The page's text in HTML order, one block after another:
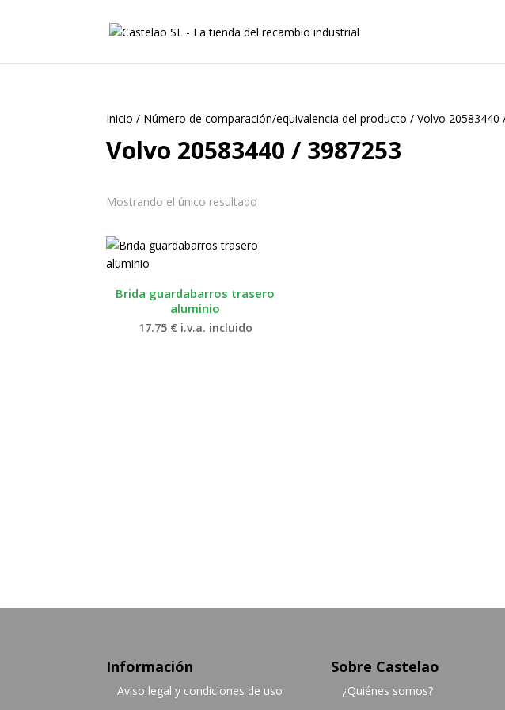
Inicio / Número de comparación/equivalencia del producto /Volvo 20583440
Volvo 20583440 / 3987253
Mostrando el único resultado
Brida guardabarros trasero
aluminio
17.75 € i.v.a. incluido
Información
Aviso legal y condiciones de uso
Sobre Castelao
¿Quiénes somos?